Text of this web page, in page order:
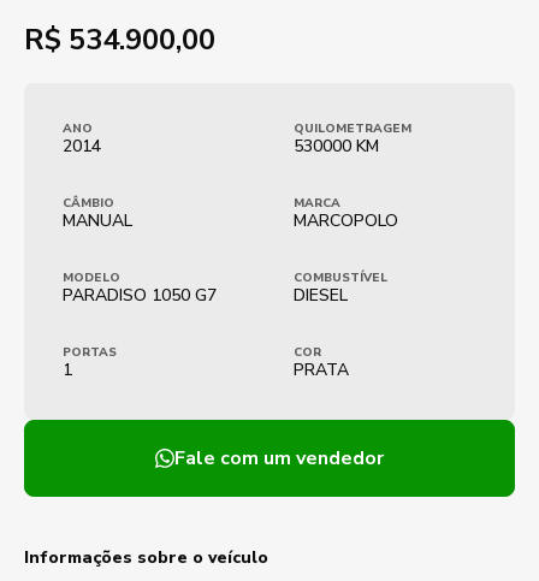
R$ 534.900,00
ANO
2014
QUILOMETRAGEM
530000 KM
CÂMBIO
MANUAL
MARCA
MARCOPOLO
MODELO
PARADISO 1050 G7
COMBUSTÍVEL
DIESEL
PORTAS
1
COR
PRATA
Fale com um vendedor
Informações sobre o veículo